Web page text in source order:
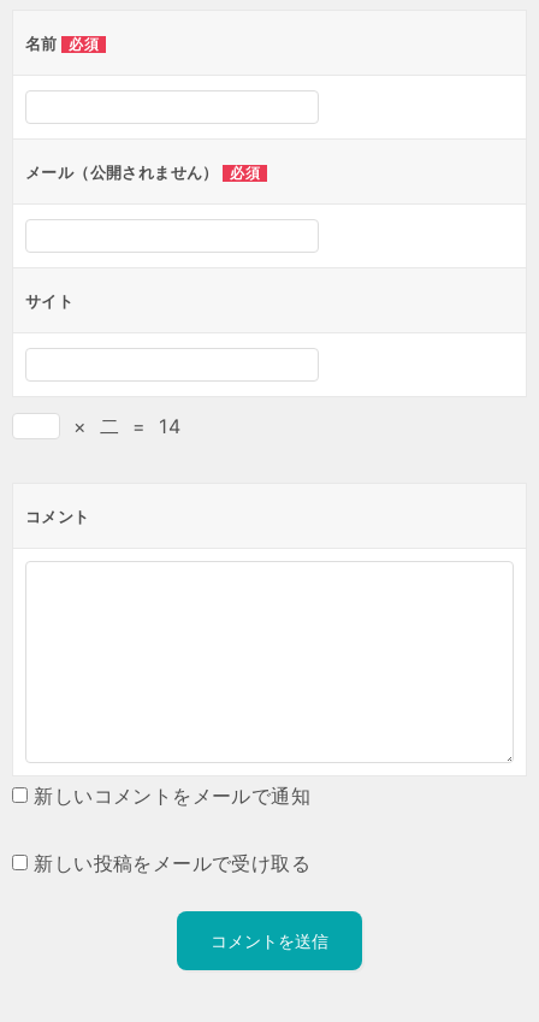
名前 必須
メール（公開されません） 必須
サイト
× 二 = 14
コメント
新しいコメントをメールで通知
新しい投稿をメールで受け取る